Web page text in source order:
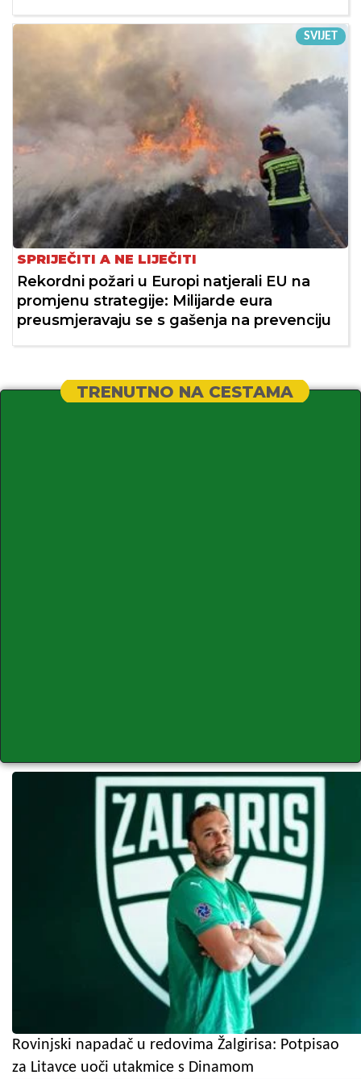
SVIJET
SPRIJEČITI A NE LIJEČITI
Rekordni požari u Europi natjerali EU na
promjenu strategije: Milijarde eura
preusmjeravaju se s gašenja na prevenciju
TRENUTNO NA CESTAMA
Rovinjski napadač u redovima Žalgirisa: Potpisao
za Litavce uoči utakmice s Dinamom